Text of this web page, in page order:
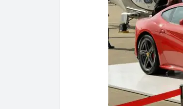
15:57
15:56
15:53
15:51
15:49